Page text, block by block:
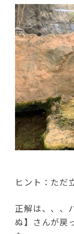
ヒント：ただ
正解は、、、
ぬ】さんが戻